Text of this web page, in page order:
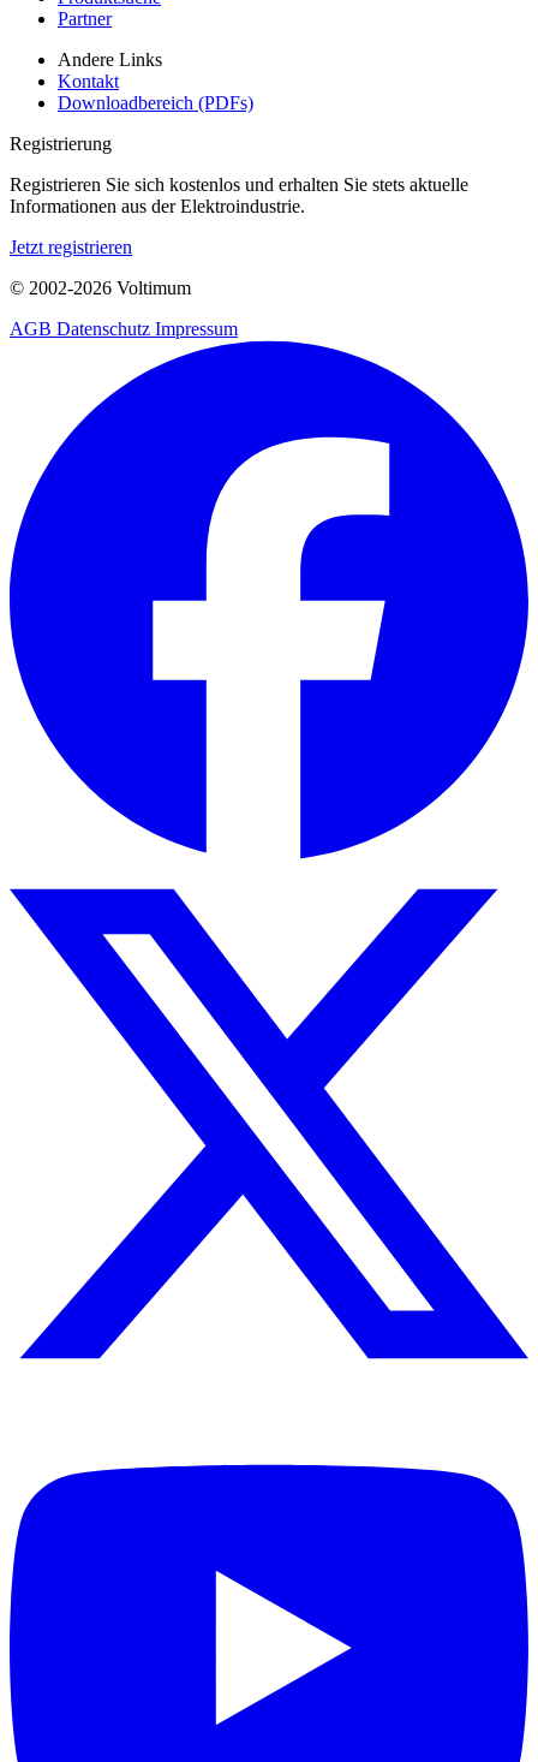
Partner
Andere Links
Kontakt
Downloadbereich (PDFs)
Registrierung
Registrieren Sie sich kostenlos und erhalten Sie stets aktuelle
Informationen aus der Elektroindustrie.
Jetzt registrieren
© 2002-2026 Voltimum
AGB Datenschutz Impressum